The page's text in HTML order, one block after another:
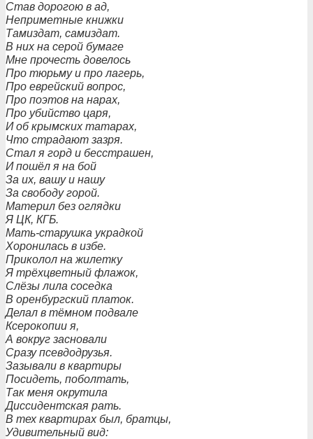
Став дорогою в ад,
Неприметные книжки
Тамиздат, самиздат.
В них на серой бумаге
Мне прочесть довелось
Про тюрьму и про лагерь,
Про еврейский вопрос,
Про поэтов на нарах,
Про убийство царя,
И об крымских татарах,
Что страдают зазря.
Стал я горд и бесстрашен,
И пошёл я на бой
За их, вашу и нашу
За свободу горой.
Материл без оглядки
Я ЦК, КГБ.
Мать-старушка украдкой
Хоронилась в избе.
Приколол на жилетку
Я трёхцветный флажок,
Слёзы лила соседка
В оренбургский платок.
Делал в тёмном подвале
Ксерокопии я,
А вокруг засновали
Сразу псевдодрузья.
Зазывали в квартиры
Посидеть, поболтать,
Так меня окрутила
Диссидентская рать.
В тех квартирах был, братцы,
Удивительный вид: